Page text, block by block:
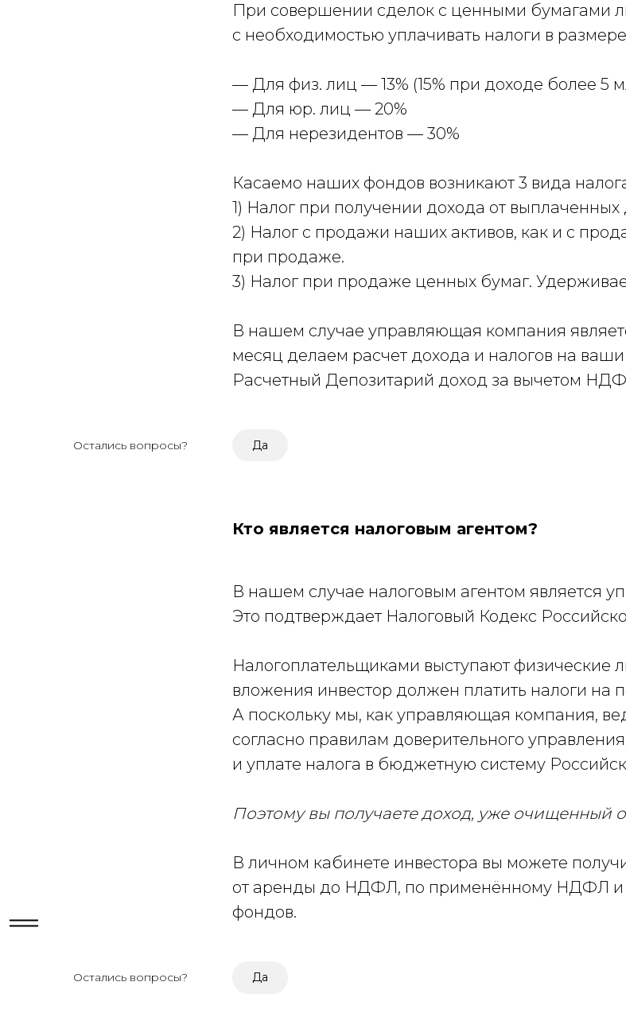
При совершении сделок с ценными бумагами
с необходимостью уплачивать налоги в
— Для физ. лиц — 13% (15% при доходе более 5
— Для юр. лиц — 20%
— Для нерезидентов — 30%
Касаемо наших фондов возникают 3 вида
1) Налог при получении дохода от
2) Налог с продажи наших активов, как и с
при продаже.
3) Налог при продаже ценных бумаг.
В нашем случае управляющая компания
месяц делаем расчет дохода и налогов на
Расчетный Депозитарий доход за вычетом
Остались вопросы? Да
Кто является налоговым агентом?
В нашем случае налоговым агентом является
Это подтверждает Налоговый Кодекс
Налогоплательщиками выступают
вложения инвестор должен платить налоги
А поскольку мы, как управляющая компания,
согласно правилам доверительного
и уплате налога в бюджетную систему
Поэтому вы получаете доход, уже очищенный
В личном кабинете инвестора вы можете
от аренды до НДФЛ, по применённому НДФЛ и
фондов.
Остались вопросы? Да